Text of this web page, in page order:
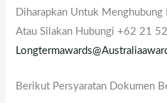
Diharapkan Untuk
Atau Silakan Hubungi +62 21
Berikut Persyaratan Dokumen